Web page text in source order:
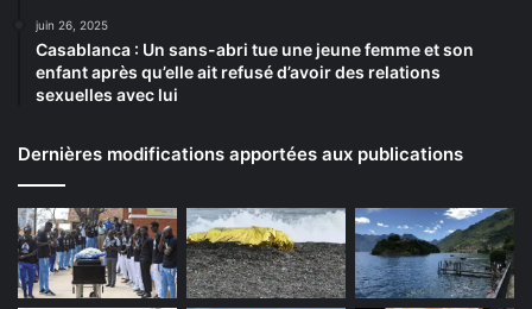
juin 26, 2025
Casablanca : Un sans-abri tue une jeune femme et son
enfant après qu’elle ait refusé d’avoir des relations
sexuelles avec lui
Dernières modifications apportées aux publications